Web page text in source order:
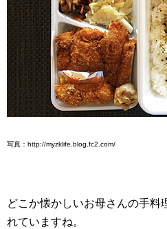
写真：http://myzklife.blog.fc2.com/
どこか懐かしいお母さんの手料
れていますね。